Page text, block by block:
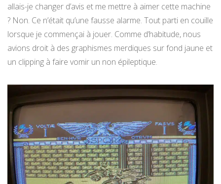
allais-je changer d’avis et me mettre à aimer cette machine
? Non. Ce n’était qu’une fausse alarme. Tout parti en couille
lorsque je commençai à jouer. Comme d’habitude, nous
avions droit à des graphismes merdiques sur fond jaune et
un clipping à faire vomir un non épileptique.